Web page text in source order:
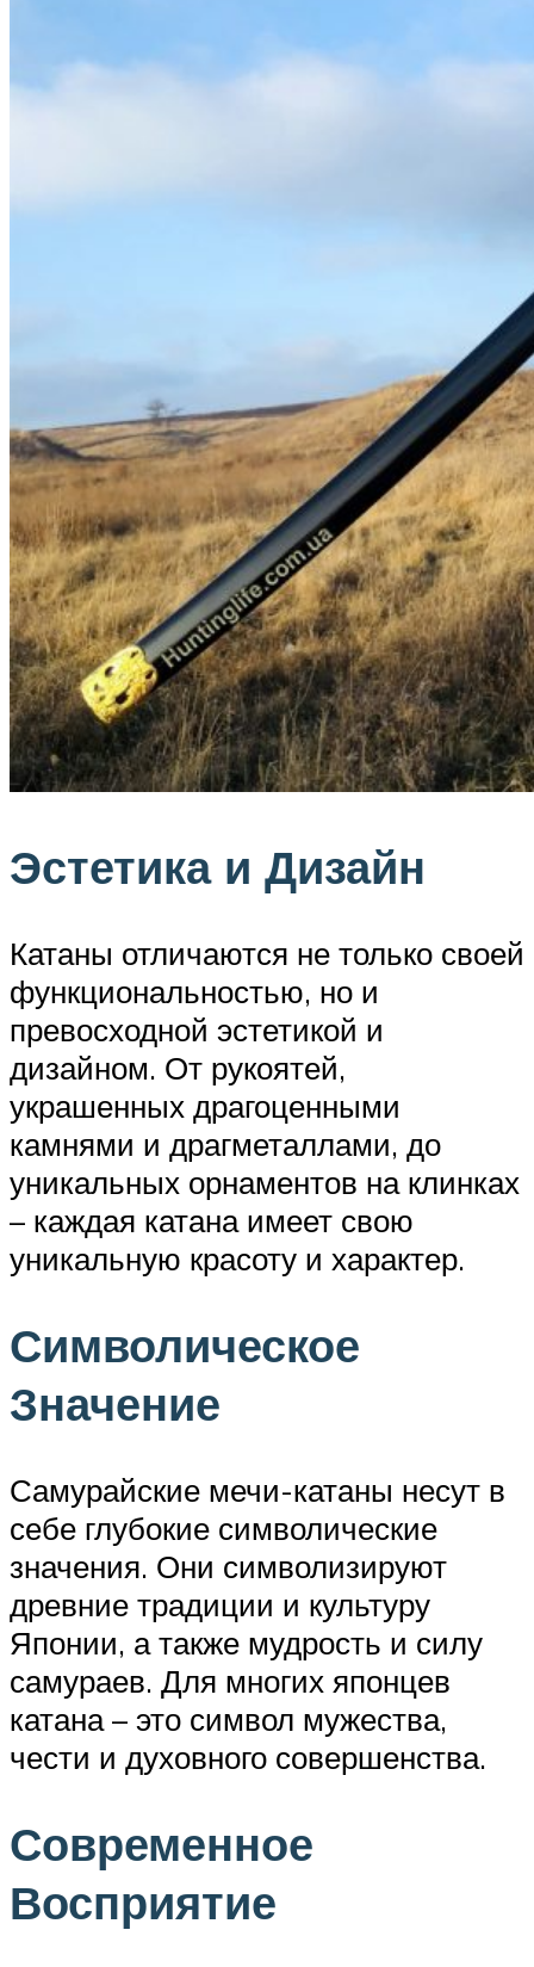
Эстетика и Дизайн
Катаны отличаются не только своей
функциональностью, но и
превосходной эстетикой и
дизайном. От рукоятей,
украшенных драгоценными
камнями и драгметаллами, до
уникальных орнаментов на клинках
– каждая катана имеет свою
уникальную красоту и характер.
Символическое
Значение
Самурайские мечи-катаны несут в
себе глубокие символические
значения. Они символизируют
древние традиции и культуру
Японии, а также мудрость и силу
самураев. Для многих японцев
катана – это символ мужества,
чести и духовного совершенства.
Современное
Восприятие